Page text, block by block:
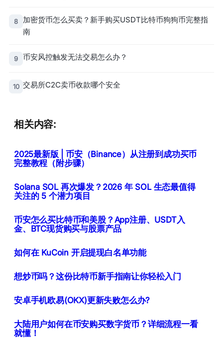
8
加密货币怎么买卖？新手购买USDT比特币狗狗币完整指
南
9 币安风控触发无法交易怎么办？
10 交易所C2C卖币收款哪个安全
相关内容:
2025最新版 | 币安（Binance）从注册到成功买币
完整教程（附步骤）
Solana SOL 再次爆发？2026 年 SOL 生态最值得
关注的 5 个潜力项目
币安怎么买比特币和美股？App注册、USDT入
金、BTC现货购买与股票产品
如何在 KuCoin 开启提现白名单功能
想炒币吗？这份比特币新手指南让你轻松入门
安卓手机欧易(OKX)更新失败怎么办?
大陆用户如何在币安购买数字货币？详细流程一看
就懂！